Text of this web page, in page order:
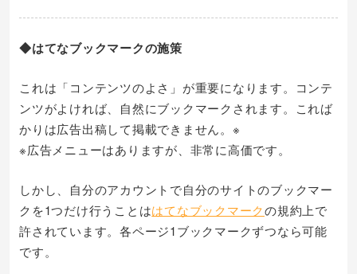
◆はてなブックマークの施策
これは「コンテンツのよさ」が重要になります。コンテ
ンツがよければ、自然にブックマークされます。これば
かりは広告出稿して掲載できません。※
※広告メニューはありますが、非常に高価です。
しかし、自分のアカウントで自分のサイトのブックマー
クを1つだけ行うことははてなブックマークの規約上で
許されています。各ページ1ブックマークずつなら可能
です。